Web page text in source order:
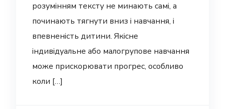
розумінням тексту не минають самі, а
починають тягнути вниз і навчання, і
впевненість дитини. Якісне
індивідуальне або малогрупове навчання
може прискорювати прогрес, особливо
коли […]